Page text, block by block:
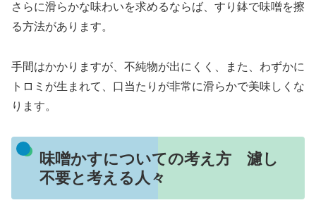
さらに滑らかな味わいを求めるならば、すり鉢で味噌を擦
る方法があります。
手間はかかりますが、不純物が出にくく、また、わずかに
トロミが生まれて、口当たりが非常に滑らかで美味しくな
ります。
味噌かすについての考え方 濾し
不要と考える人々